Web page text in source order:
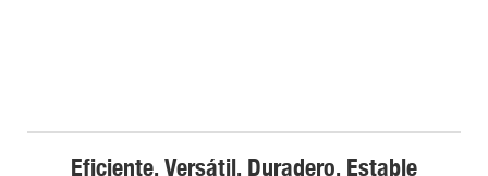
Eficiente, Versátil, Duradero, Estable